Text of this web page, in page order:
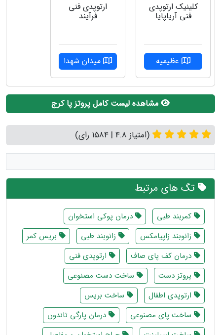
کلینیک ارتوپدی
فنی آریاپایا
عظیمیه
ارتوپدی فنی
فرآیند
میدان شهدا
مشاهده لیست کامل پروتز پا کرج
(امتیاز 4.8 | 1584 رای)
تگ های مرتبط
کمربند طبی
درمان پوکی استخوان
زانوبند زاپیامکس
زانوبند طبی
بریس کمر
درمان کف پای صاف
ارتوپدی فنی
پروتز دست
ساخت دست مصنوعی
ارتوپدی اطفال
ساخت بریس
ساخت پای مصنوعی
درمان پارگی تاندون